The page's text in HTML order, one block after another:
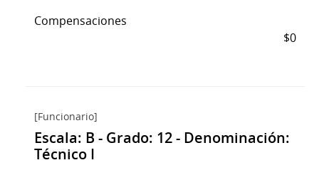
Compensaciones
$0
[Funcionario]
Escala: B - Grado: 12 - Denominación:
Técnico I